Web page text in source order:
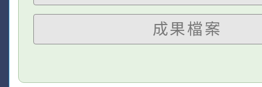
成果檔案